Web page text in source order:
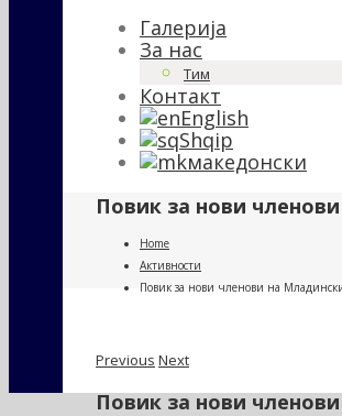
Галерија
За нас
Тим
Контакт
English
Shqip
македонски
Повик за нови
Home
Активности
Повик за нови членови на
Previous Next
Повик за нови